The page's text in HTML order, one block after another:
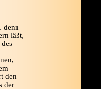
denn
läßt,
den
der